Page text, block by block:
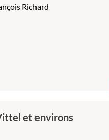
Richard
et environs